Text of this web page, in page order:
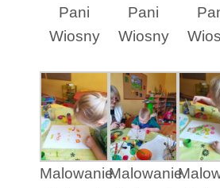
Pani
Wiosny
Pani
Wiosny
MalowanieMalowanie